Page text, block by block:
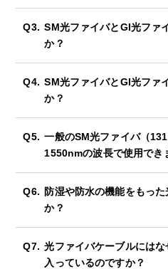
SM光ファイバとGI光ファ
か？
SM光ファイバとGI光ファ
か？
一般のSM光ファイバ（
1550nmの波長で使用でき
防湿や防水の機能をもっ
か？
光ファイバケーブルには
入っているのですか？